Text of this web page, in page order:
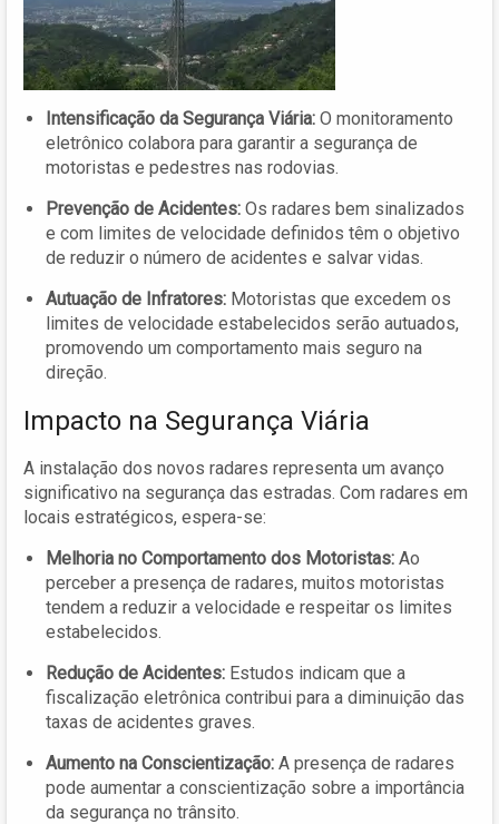
Intensificação da Segurança Viária: O monitoramento
eletrônico colabora para garantir a segurança de
motoristas e pedestres nas rodovias.
Prevenção de Acidentes: Os radares bem sinalizados
e com limites de velocidade definidos têm o objetivo
de reduzir o número de acidentes e salvar vidas.
Autuação de Infratores: Motoristas que excedem os
limites de velocidade estabelecidos serão autuados,
promovendo um comportamento mais seguro na
direção.
Impacto na Segurança Viária
A instalação dos novos radares representa um avanço
significativo na segurança das estradas. Com radares em
locais estratégicos, espera-se:
Melhoria no Comportamento dos Motoristas: Ao
perceber a presença de radares, muitos motoristas
tendem a reduzir a velocidade e respeitar os limites
estabelecidos.
Redução de Acidentes: Estudos indicam que a
fiscalização eletrônica contribui para a diminuição das
taxas de acidentes graves.
Aumento na Conscientização: A presença de radares
pode aumentar a conscientização sobre a importância
da segurança no trânsito.